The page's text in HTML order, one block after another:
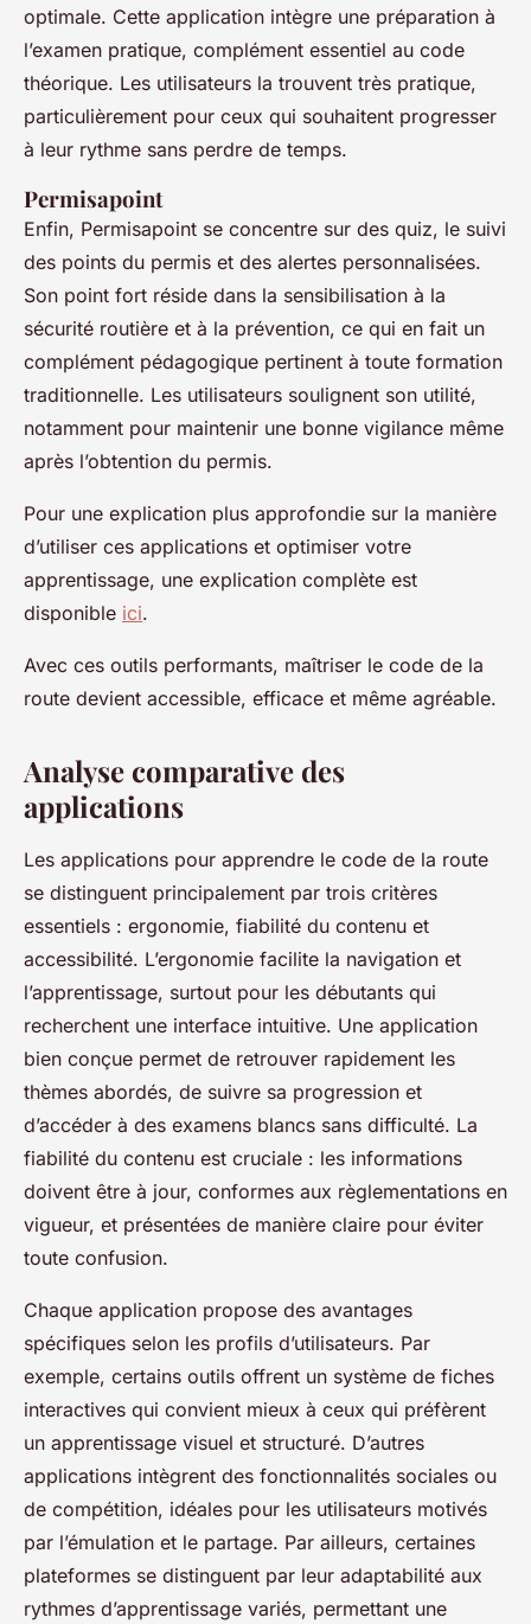
optimale. Cette application intègre une préparation à
l’examen pratique, complément essentiel au code
théorique. Les utilisateurs la trouvent très pratique,
particulièrement pour ceux qui souhaitent progresser
à leur rythme sans perdre de temps.
Permisapoint
Enfin, Permisapoint se concentre sur des quiz, le suivi
des points du permis et des alertes personnalisées.
Son point fort réside dans la sensibilisation à la
sécurité routière et à la prévention, ce qui en fait un
complément pédagogique pertinent à toute formation
traditionnelle. Les utilisateurs soulignent son utilité,
notamment pour maintenir une bonne vigilance même
après l’obtention du permis.
Pour une explication plus approfondie sur la manière
d’utiliser ces applications et optimiser votre
apprentissage, une explication complète est
disponible ici.
Avec ces outils performants, maîtriser le code de la
route devient accessible, efficace et même agréable.
Analyse comparative des
applications
Les applications pour apprendre le code de la route
se distinguent principalement par trois critères
essentiels : ergonomie, fiabilité du contenu et
accessibilité. L’ergonomie facilite la navigation et
l’apprentissage, surtout pour les débutants qui
recherchent une interface intuitive. Une application
bien conçue permet de retrouver rapidement les
thèmes abordés, de suivre sa progression et
d’accéder à des examens blancs sans difficulté. La
fiabilité du contenu est cruciale : les informations
doivent être à jour, conformes aux règlementations en
vigueur, et présentées de manière claire pour éviter
toute confusion.
Chaque application propose des avantages
spécifiques selon les profils d’utilisateurs. Par
exemple, certains outils offrent un système de fiches
interactives qui convient mieux à ceux qui préfèrent
un apprentissage visuel et structuré. D’autres
applications intègrent des fonctionnalités sociales ou
de compétition, idéales pour les utilisateurs motivés
par l’émulation et le partage. Par ailleurs, certaines
plateformes se distinguent par leur adaptabilité aux
rythmes d’apprentissage variés, permettant une